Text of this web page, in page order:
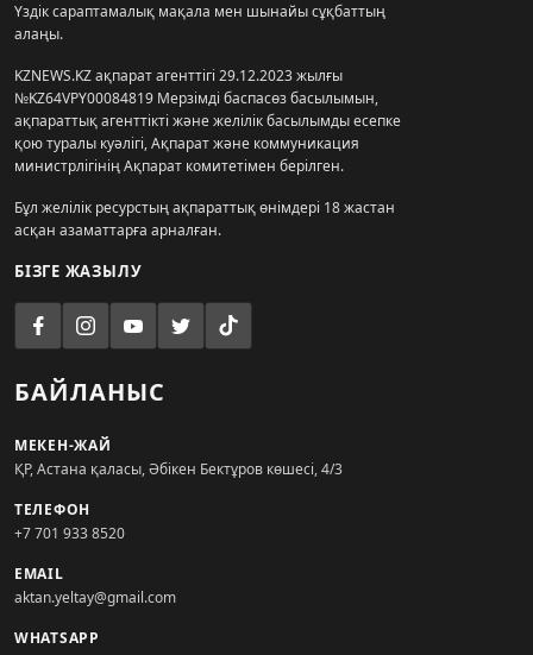
Үздік сараптамалық мақала мен шынайы сұқбаттың
алаңы.
KZNEWS.KZ ақпарат агенттігі 29.12.2023 жылғы
№KZ64VPY00084819 Мерзімді баспасөз басылымын,
ақпараттық агенттікті және желілік басылымды есепке
қою туралы куәлігі, Ақпарат және коммуникация
министрлігінің Ақпарат комитетімен берілген.
Бұл желілік ресурстың ақпараттық өнімдері 18 жастан
асқан азаматтарға арналған.
БІЗГЕ ЖАЗЫЛУ
БАЙЛАНЫС
МЕКЕН-ЖАЙ
ҚР, Астана қаласы, Әбікен Бектұров көшесі, 4/3
ТЕЛЕФОН
+7 701 933 8520
EMAIL
aktan.yeltay@gmail.com
WHATSAPP